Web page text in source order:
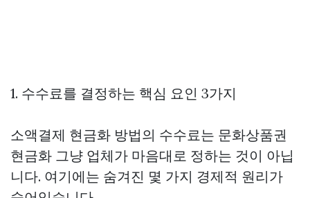
1. 수수료를 결정하는 핵심 요인 3가지
소액결제 현금화 방법의 수수료는 문화상품권
현금화 그냥 업체가 마음대로 정하는 것이 아닙
니다. 여기에는 숨겨진 몇 가지 경제적 원리가